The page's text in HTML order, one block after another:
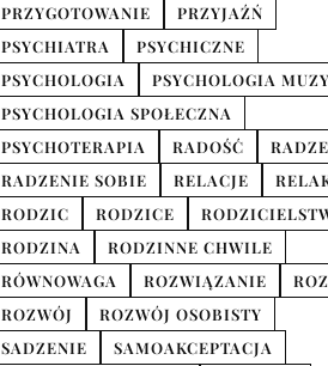
PRZYGOTOWANIE
PRZYJAŹŃ
PSYCHIATRA
PSYCHICZNE
PSYCHOLOGIA
PSYCHOLOGIA
PSYCHOLOGIA SPOŁECZNA
PSYCHOTERAPIA
RADOŚĆ
RADZENIE SOBIE
RELACJE
RODZIC
RODZICE
RODZINA
RODZINNE CHWILE
RÓWNOWAGA
ROZWIĄZANIE
ROZWÓJ
ROZWÓJ OSOBISTY
SADZENIE
SAMOAKCEPTACJA